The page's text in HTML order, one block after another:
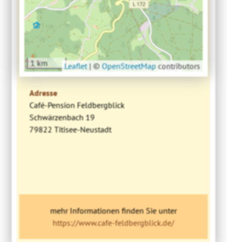
1 km Leaflet | © OpenStreetMap contributors
Adresse
Café-Pension Feldbergblick
Schwärzenbach 19
79822 Titisee-Neustadt
mehr Informationen finden Sie unter
https://www.cafe-feldbergblick.de/